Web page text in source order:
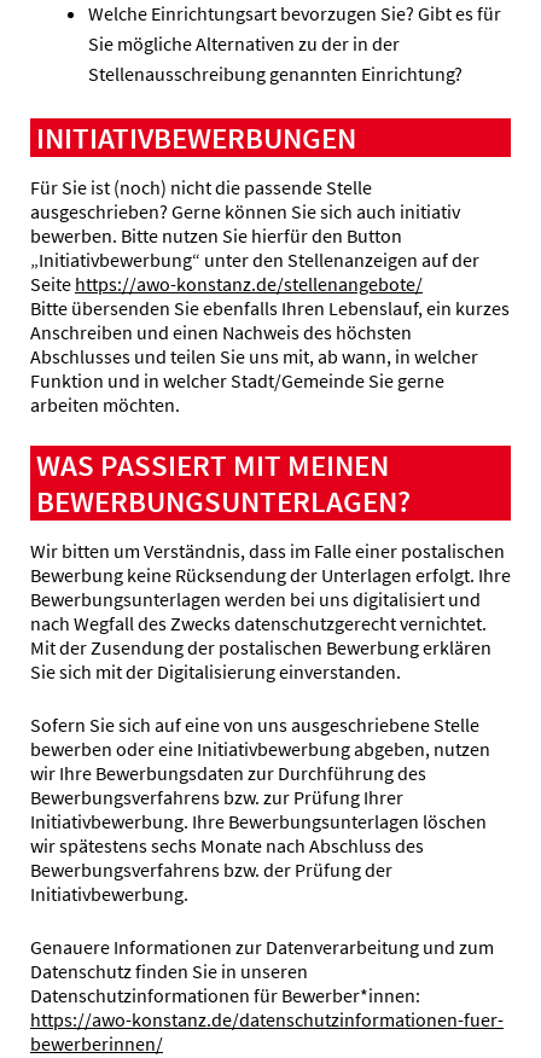
Welche Einrichtungsart bevorzugen Sie? Gibt es für
Sie mögliche Alternativen zu der in der
Stellenausschreibung genannten Einrichtung?
INITIATIVBEWERBUNGEN
Für Sie ist (noch) nicht die passende Stelle
ausgeschrieben? Gerne können Sie sich auch initiativ
bewerben. Bitte nutzen Sie hierfür den Button
„Initiativbewerbung“ unter den Stellenanzeigen auf der
Seite https://awo-konstanz.de/stellenangebote/
Bitte übersenden Sie ebenfalls Ihren Lebenslauf, ein kurzes
Anschreiben und einen Nachweis des höchsten
Abschlusses und teilen Sie uns mit, ab wann, in welcher
Funktion und in welcher Stadt/Gemeinde Sie gerne
arbeiten möchten.
WAS PASSIERT MIT MEINEN
BEWERBUNGSUNTERLAGEN?
Wir bitten um Verständnis, dass im Falle einer postalischen
Bewerbung keine Rücksendung der Unterlagen erfolgt. Ihre
Bewerbungsunterlagen werden bei uns digitalisiert und
nach Wegfall des Zwecks datenschutzgerecht vernichtet.
Mit der Zusendung der postalischen Bewerbung erklären
Sie sich mit der Digitalisierung einverstanden.
Sofern Sie sich auf eine von uns ausgeschriebene Stelle
bewerben oder eine Initiativbewerbung abgeben, nutzen
wir Ihre Bewerbungsdaten zur Durchführung des
Bewerbungsverfahrens bzw. zur Prüfung Ihrer
Initiativbewerbung. Ihre Bewerbungsunterlagen löschen
wir spätestens sechs Monate nach Abschluss des
Bewerbungsverfahrens bzw. der Prüfung der
Initiativbewerbung.
Genauere Informationen zur Datenverarbeitung und zum
Datenschutz finden Sie in unseren
Datenschutzinformationen für Bewerber*innen:
https://awo-konstanz.de/datenschutzinformationen-fuer-
bewerberinnen/